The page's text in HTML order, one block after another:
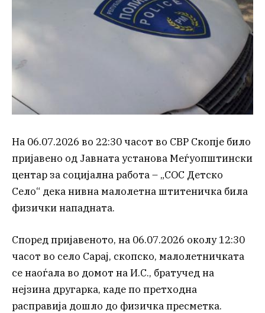
На 06.07.2026 во 22:30 часот во СВР Скопје било
пријавено од Јавната установа Меѓуопштински
центар за социјална работа – „СОС Детско
Село“ дека нивна малолетна штитеничка била
физички нападната.
Според пријавеното, на 06.07.2026 околу 12:30
часот во село Сарај, скопско, малолетничката
се наоѓала во домот на И.С., братучед на
нејзина другарка, каде по претходна
расправија дошло до физичка пресметка.